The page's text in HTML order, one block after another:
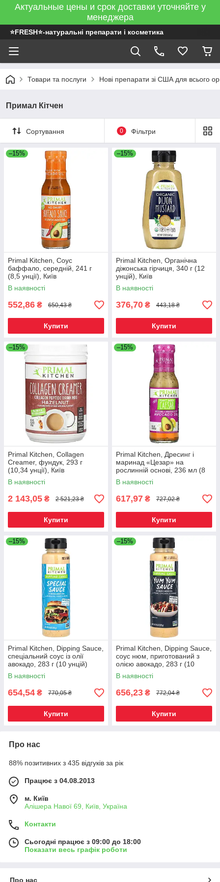
Актуальные цены и срок доставки уточняйте у
менеджера
⭐FRESH⭐-натуральні препарати і косметика
Товари та послуги Нові препарати зі США для всього
Примал Кітчен
Сортування 0 Фільтри
–15%
Primal Kitchen, Соус
баффало, середній, 241 г
(8,5 унції), Київ
В наявності
552,86 ₴ 650,43 ₴
Купити
–15%
Primal Kitchen, Органічна
діжонська гірчиця, 340 г (12
унцій), Київ
В наявності
376,70 ₴ 443,18 ₴
Купити
–15%
Primal Kitchen, Collagen
Creamer, фундук, 293 г
(10,34 унції), Київ
В наявності
2 143,05 ₴ 2 521,23 ₴
Купити
–15%
Primal Kitchen, Дресинг і
маринад «Цезар» на
рослинній основі, 236 мл (8
рідк. Унций), Київ
В наявності
617,97 ₴ 727,02 ₴
Купити
–15%
Primal Kitchen, Dipping Sauce,
спеціальний соус із олії
авокадо, 283 г (10 унцій)
Київ, Київ
В наявності
654,54 ₴ 770,05 ₴
Купити
–15%
Primal Kitchen, Dipping Sauce,
соус нюм, приготований з
олією авокадо, 283 г (10
унцій) Київ, Київ
В наявності
656,23 ₴ 772,04 ₴
Купити
Про нас
88% позитивних з 435 відгуків за рік
Працює з 04.08.2013
м. Київ
Алішера Навої 69, Київ, Україна
Контакти
Сьогодні працює з 09:00 до 18:00
Показати весь графік роботи
Про нас